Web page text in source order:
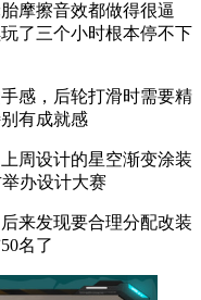
摩擦音效都做得很逼
了三个小时根本停不下
感，后轮打滑时需要精
有成就感
周设计的星空渐变涂装
办设计大赛
来发现要合理分配改装
名了